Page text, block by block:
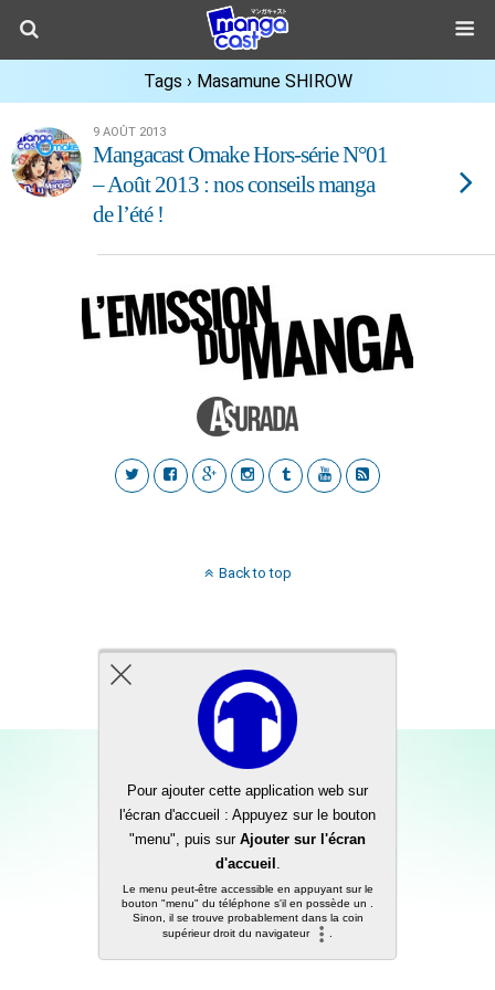
Tags › Masamune SHIROW
9 AOÛT 2013
Mangacast Omake Hors-série N°01
– Août 2013 : nos conseils manga
de l’été !
Back to top